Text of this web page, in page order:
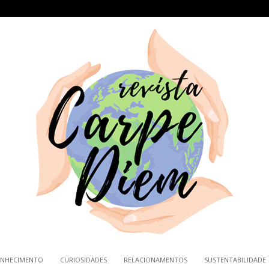
CURIOSIDADES RELACIONAMENTOS SUSTENTABILIDADE